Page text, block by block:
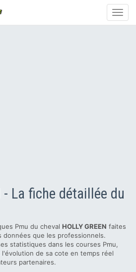
- La fiche détaillée du
Pmu du cheval HOLLY GREEN faites
données que les professionnels.
statistiques dans les courses Pmu,
de sa cote en temps réel
partenaires.